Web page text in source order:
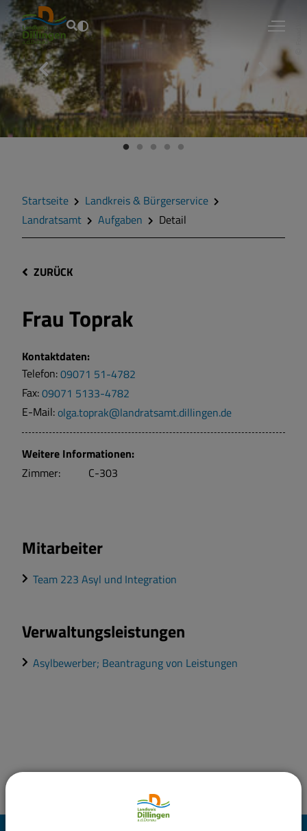
Fouad Vollmer
Startseite
Landkreis & Bürgerservice
Landratsamt
Aufgaben Detail
ZURÜCK
FrauToprak
Kontaktdaten:
Telefon:09071 51-4782
Fax:09071 5133-4782
E-Mail:olga.toprak@landratsamt.dillingen.de
Weitere Informationen:
Zimmer:
C-303
Mitarbeiter
Team 223 Asyl und Integration
Verwaltungsleistungen
Asylbewerber; Beantragung von Leistungen